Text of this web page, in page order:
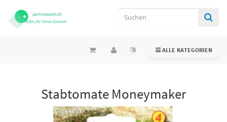
TOGGLE NAVIGATION
ALLE KATEGORIEN
Stabtomate Moneymaker